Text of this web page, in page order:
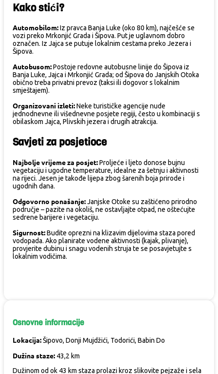
Kako stići?
Automobilom:Iz pravca Banja Luke (oko 80 km), najčešće se
vozi preko Mrkonjić Grada i Šipova. Put je uglavnom dobro
označen. Iz Jajca se putuje lokalnim cestama preko Jezera i
Šipova.
Autobusom:Postoje redovne autobusne linije do Šipova iz
Banja Luke, Jajca i Mrkonjić Grada; od Šipova do Janjskih Otoka
obično treba privatni prevoz (taksi ili dogovor s lokalnim
smještajem).
Organizovani izleti:Neke turističke agencije nude
jednodnevne ili višednevne posjete regiji, često u kombinaciji s
obilaskom Jajca, Plivskih jezera i drugih atrakcija.
Savjeti za posjetioce
Najbolje vrijeme za posjet:Proljeće i ljeto donose bujnu
vegetaciju i ugodne temperature, idealne za šetnju i aktivnosti
na rijeci. Jesen je takođe lijepa zbog šarenih boja prirode i
ugodnih dana.
Odgovorno ponašanje:Janjske Otoke su zaštićeno prirodno
područje – pazite na okoliš, ne ostavljajte otpad, ne oštećujte
sedrene barijere i vegetaciju.
Sigurnost:Budite oprezni na klizavim dijelovima staza pored
vodopada. Ako planirate vodene aktivnosti (kajak, plivanje),
provjerite dubinu i snagu vodenih struja te se posavjetujte s
lokalnim vodičima.
Osnovne informacije
Lokacija:Šipovo, Donji Mujdžići, Todorići, Babin Do
Dužina staze: 43,2 km
Dužinom od ok 43 km staza prolazi kroz slikovite pejzaže i sela